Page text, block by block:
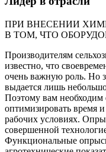
ПРИ ВНЕСЕНИИ
В ТОМ, ЧТО
Производителям
известно, что
очень важную роль. Но
выдается лишь
Поэтому вам необходим
оптимизировать время
рабочих условиях.
совершенной
Функциональные